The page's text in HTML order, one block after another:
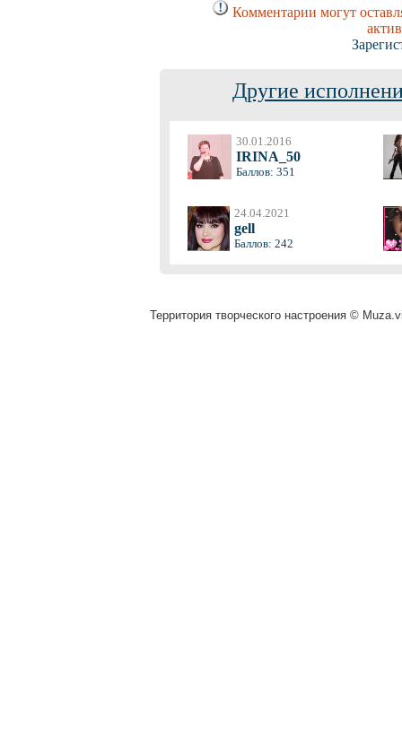
Комментарии могут
Другие
30.01.2016
IRINA_50
Баллов: 351
24.04.2021
gell
Баллов: 242
Территория творческого настроения ©